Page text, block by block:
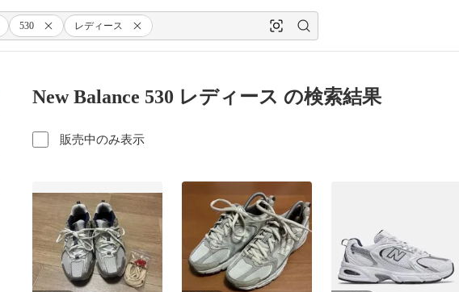
530 レディース
New Balance 530 レディース の検索結果
販売中のみ表示